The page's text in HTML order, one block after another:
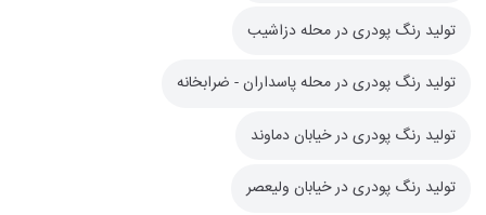
تولید رنگ پودری در محله دزاشیب
تولید رنگ پودری در محله پاسداران - ضرابخانه
تولید رنگ پودری در خیابان دماوند
تولید رنگ پودری در خیابان ولیعصر